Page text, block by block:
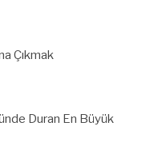
Çıkmak
Duran En Büyük